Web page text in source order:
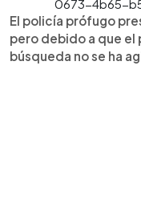
0673-4b65-
El policía prófugo
pero debido a que el
búsqueda no se ha